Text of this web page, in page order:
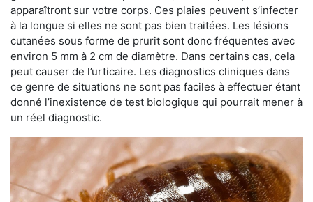
apparaîtront sur votre corps. Ces plaies peuvent s’infecter
à la longue si elles ne sont pas bien traitées. Les lésions
cutanées sous forme de prurit sont donc fréquentes avec
environ 5 mm à 2 cm de diamètre. Dans certains cas, cela
peut causer de l’urticaire. Les diagnostics cliniques dans
ce genre de situations ne sont pas faciles à effectuer étant
donné l’inexistence de test biologique qui pourrait mener à
un réel diagnostic.